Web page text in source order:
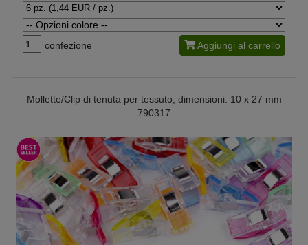
confezione Aggiungi al carrello
Mollette/Clip di tenuta per tessuto, dimensioni: 10 x 27 mm
790317